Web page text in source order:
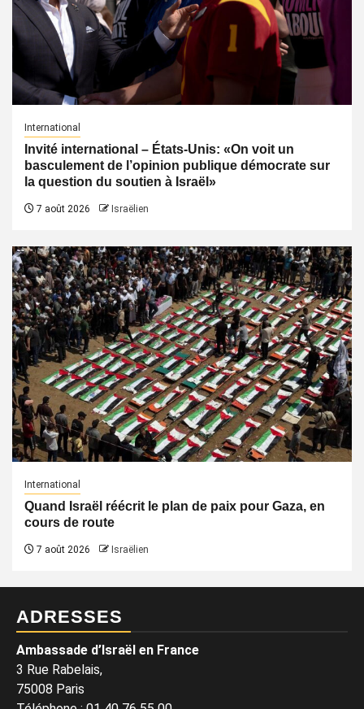
International
Invité international – États-Unis: «On voit un
basculement de l’opinion publique démocrate sur
la question du soutien à Israël»
7 août 2026 Israëlien
International
Quand Israël réécrit le plan de paix pour Gaza, en
cours de route
7 août 2026 Israëlien
ADRESSES
Ambassade d’Israël en France
3 Rue Rabelais,
75008 Paris